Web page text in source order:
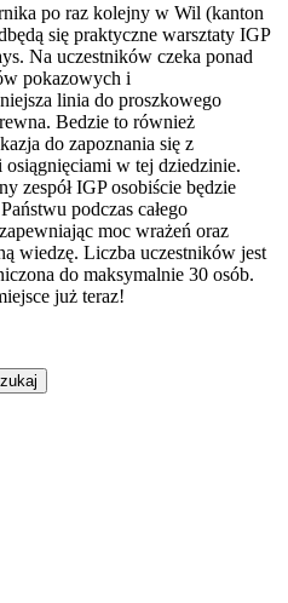
po raz kolejny w Wil (kanton
się praktyczne warsztaty IGP
Na uczestników czeka ponad
pokazowych i
linia do proszkowego
Bedzie to również
do zapoznania się z
osiągnięciami w tej dziedzinie.
zespół IGP osobiście będzie
podczas całego
moc wrażeń oraz
wiedzę. Liczba uczestników jest
do maksymalnie 30 osób.
już teraz!